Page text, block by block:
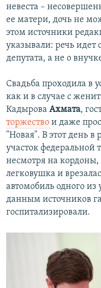
невеста –
ее матери, дочь не
этом источники
указывали: речь идет
депутата, а не о
Свадьба проходила в
как и в случае с
Кадырова Ахмата,
торжество и даже
"Новая". В этот день в
участок федеральной
несмотря на кордоны,
легковушка и
автомобиль одного
данным источников
госпитализировали.